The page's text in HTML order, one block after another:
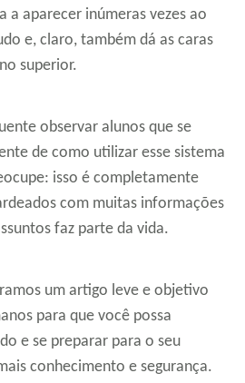
a aparecer inúmeras vezes ao
e, claro, também dá as caras
superior.
observar alunos que se
de como utilizar esse sistema
isso é completamente
com muitas informações
faz parte da vida.
um artigo leve e objetivo
para que você possa
e se preparar para o seu
conhecimento e segurança.